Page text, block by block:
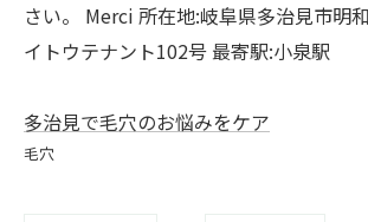
さい。 Merci 所在地:岐阜県多治見市明
イトウテナント102号 最寄駅:小泉駅
多治見で毛穴のお悩みをケア
毛穴